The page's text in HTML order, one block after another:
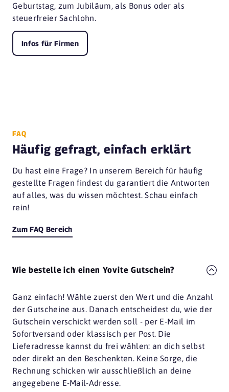
Geburtstag, zum Jubiläum, als Bonus oder als
steuerfreier Sachlohn.
Infos für Firmen
FAQ
Häufig gefragt, einfach erklärt
Du hast eine Frage? In unserem Bereich für häufig
gestellte Fragen findest du garantiert die Antworten
auf alles, was du wissen möchtest. Schau einfach
rein!
Zum FAQ Bereich
Wie bestelle ich einen Yovite Gutschein?
Ganz einfach! Wähle zuerst den Wert und die Anzahl
der Gutscheine aus. Danach entscheidest du, wie der
Gutschein verschickt werden soll - per E-Mail im
Sofortversand oder klassisch per Post. Die
Lieferadresse kannst du frei wählen: an dich selbst
oder direkt an den Beschenkten. Keine Sorge, die
Rechnung schicken wir ausschließlich an deine
angegebene E-Mail-Adresse.